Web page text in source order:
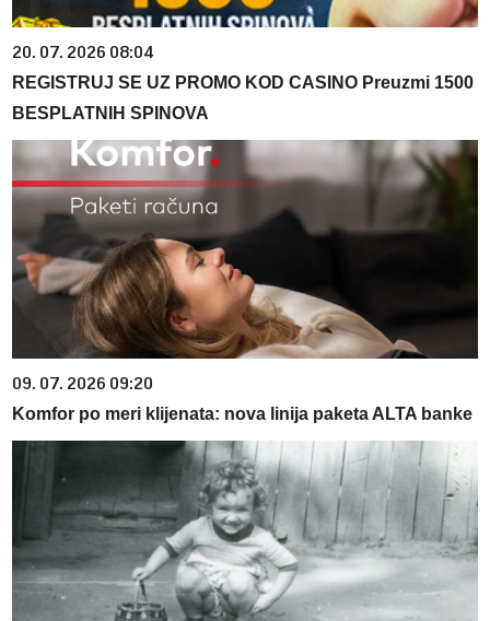
20. 07. 2026 08:04
REGISTRUJ SE UZ PROMO KOD CASINO Preuzmi 1500
BESPLATNIH SPINOVA
09. 07. 2026 09:20
Komfor po meri klijenata: nova linija paketa ALTA banke